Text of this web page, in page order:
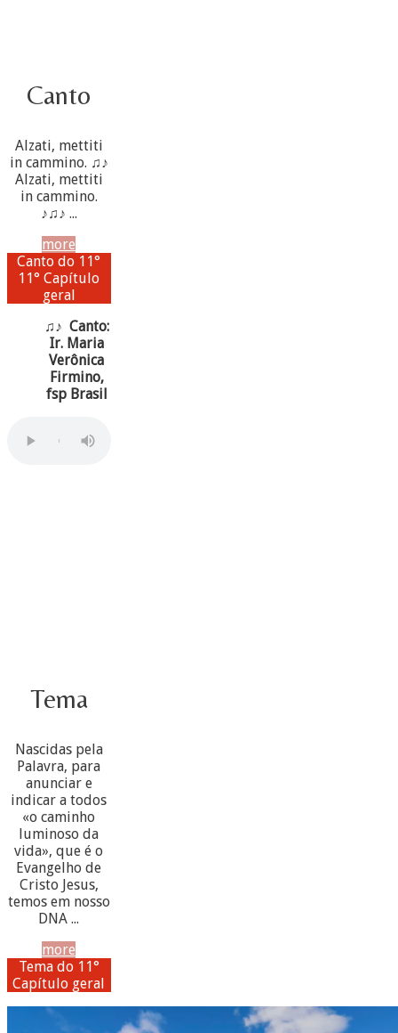
Canto
Alzati, mettiti
in cammino. ♫♪
Alzati, mettiti
in cammino.
♪♫♪ ...
more
Canto do 11°
11° Capítulo
geral
♫♪ Canto:
Ir. Maria
Verônica
Firmino,
fsp Brasil
Tema
Nascidas pela
Palavra, para
anunciar e
indicar a todos
«o caminho
luminoso da
vida», que é o
Evangelho de
Cristo Jesus,
temos em nosso
DNA ...
more
Tema do 11°
Capítulo geral